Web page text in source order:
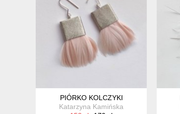
PIÓRKO KOLCZYKI
Katarzyna Kamińska